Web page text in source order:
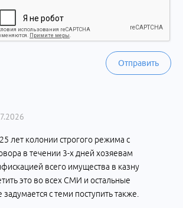
Отправить
лет колонии строгого режима с
в течении 3-х дней хозяевам
всего имущества в казну
это во всех СМИ и остальные
задумается с теми поступить также.